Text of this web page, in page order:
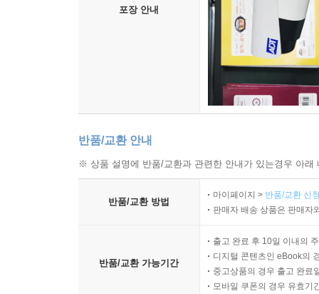
포장 안내
반품/교환 안내
※ 상품 설명에 반품/교환과 관련한 안내가 있는경우 아
반품/교환 방법
마이페이지 > 반품/교환 신
판매자 배송 상품은 판매자
반품/교환 가능기간
출고 완료 후 10일 이내의
디지털 콘텐츠인 eBook의
중고상품의 경우 출고 완료
모바일 쿠폰의 경우 유효기